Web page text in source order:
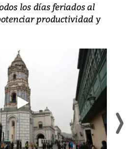
los días feriados al
productividad y